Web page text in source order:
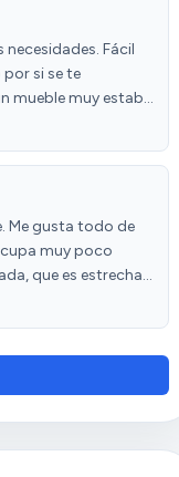
Fácil
por si se te
mueble muy estable
Se puede
a la pared ya
si no lo sujetas se
encima que ya le
Me gusta todo de
muy poco
que es estrecha y
pero al ser
si hay calzado
o bailarinas.